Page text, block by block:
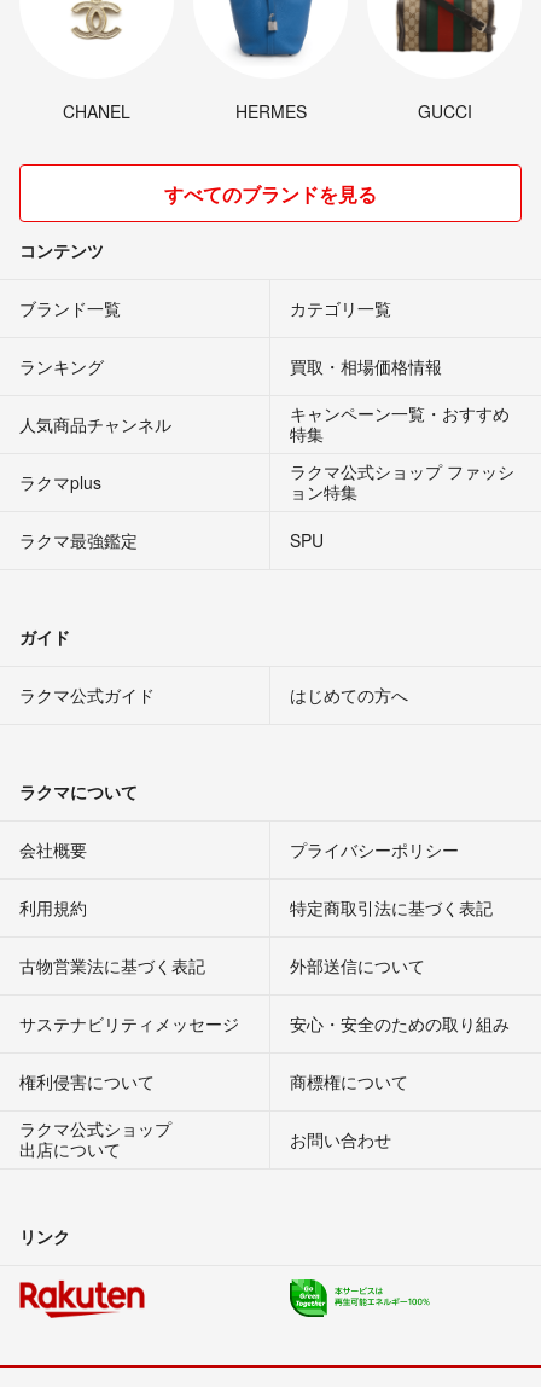
CHANEL HERMES GUCCI
すべてのブランドを見る
コンテンツ
ブランド一覧 カテゴリ一覧
ランキング 買取・相場価格情報
人気商品チャンネル
キャンペーン一覧・おすすめ
特集
ラクマplus
ラクマ公式ショップ ファッシ
ョン特集
ラクマ最強鑑定
SPU
ガイド
ラクマ公式ガイド はじめての方へ
ラクマについて
会社概要 プライバシーポリシー
利用規約 特定商取引法に基づく表記
古物営業法に基づく表記 外部送信について
サステナビリティメッセージ 安心・安全のための取り組み
権利侵害について
商標権について
ラクマ公式ショップ
出店について
お問い合わせ
リンク